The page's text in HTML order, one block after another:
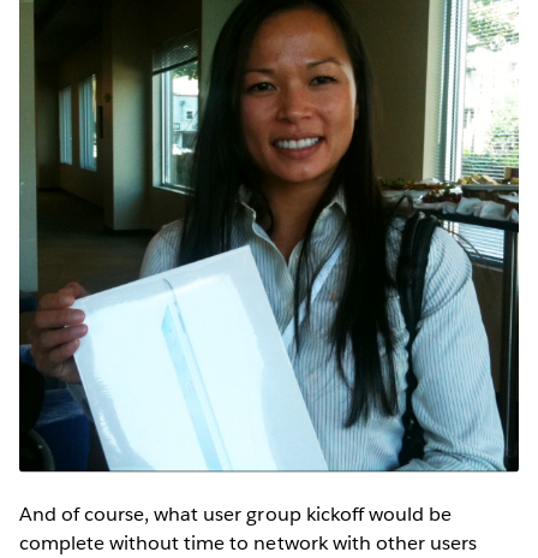
And of course, what user group kickoff would be
complete without time to network with other users